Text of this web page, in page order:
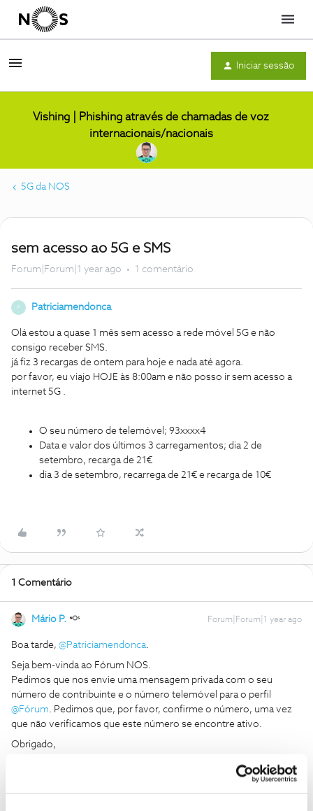
Menu
Iniciar sessão
Vishing | Phishing através de chamadas de voz
internacionais/nacionais
5G da NOS
sem acesso ao 5G e SMS
Forum|Forum|1 year ago 1 comentário
P Patriciamendonca
Olá estou a quase 1 mês sem acesso a rede móvel 5G e não
consigo receber SMS.
já fiz 3 recargas de ontem para hoje e nada até agora.
por favor, eu viajo HOJE às 8:00am e não posso ir sem acesso a
internet 5G .
O seu número de telemóvel; 93xxxx4
Data e valor dos últimos 3 carregamentos; dia 2 de
setembro, recarga de 21€
dia 3 de setembro, recarrega de 21€ e recarga de 10€
1 Comentário
Mário P. Forum|Forum|1 year ago
Boa tarde, @Patriciamendonca.
Seja bem-vinda ao Fórum NOS.
Pedimos que nos envie uma mensagem privada com o seu
número de contribuinte e o número telemóvel para o perfil
@Fórum. Pedimos que, por favor, confirme o número, uma vez
que não verificamos que este número se encontre ativo.
Obrigado,